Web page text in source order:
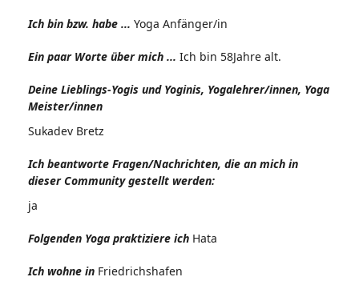
Ich bin bzw. habe ... Yoga Anfänger/in
Ein paar Worte über mich ... Ich bin 58Jahre alt.
Deine Lieblings-Yogis und Yoginis, Yogalehrer/innen, Yoga
Meister/innen
Sukadev Bretz
Ich beantworte Fragen/Nachrichten, die an mich in
dieser Community gestellt werden:
ja
Folgenden Yoga praktiziere ich Hata
Ich wohne in Friedrichshafen